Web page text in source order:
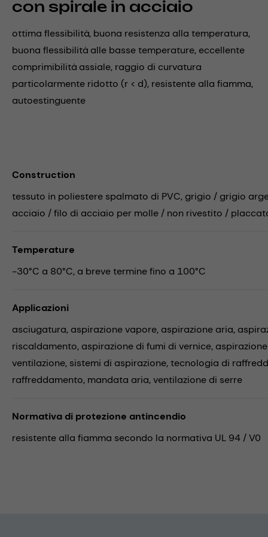
con spirale in acciaio
ottima flessibilità, buona resistenza alla temperatura,
buona flessibilità alle basse temperature, eccellente
comprimibilità assiale, raggio di curvatura
particolarmente ridotto (r < d), resistente alla fiamma,
autoestinguente
Construction
tessuto in poliestere spalmato di PVC, grigio / grigio
acciaio / filo di acciaio per molle / non rivestito /
Temperature
-30°C a 80°C, a breve termine fino a 100°C
Applicazioni
asciugatura, aspirazione vapore, aspirazione aria,
riscaldamento, aspirazione di fumi di vernice,
ventilazione, sistemi di aspirazione,tecnologia di
raffreddamento, mandata aria,ventilazione di serre
Normativa di protezione antincendio
resistente alla fiamma secondo la normativa UL 94 / V0